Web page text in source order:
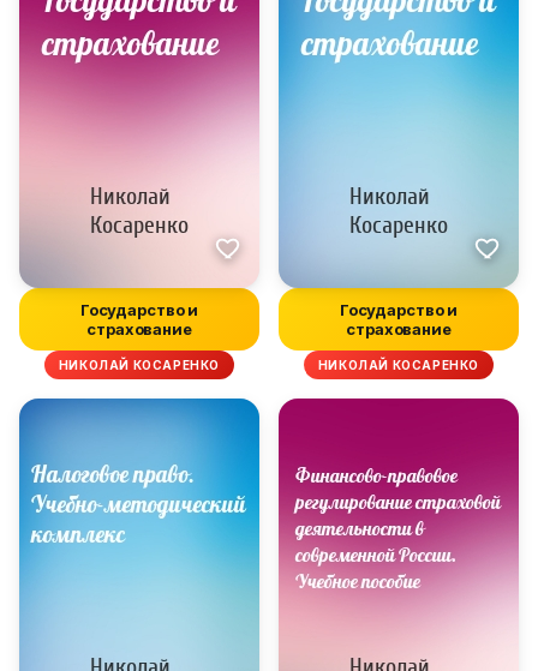
Государство и
страхование
НИКОЛАЙ КОСАРЕНКО
Государство и
страхование
НИКОЛАЙ КОСАРЕНКО